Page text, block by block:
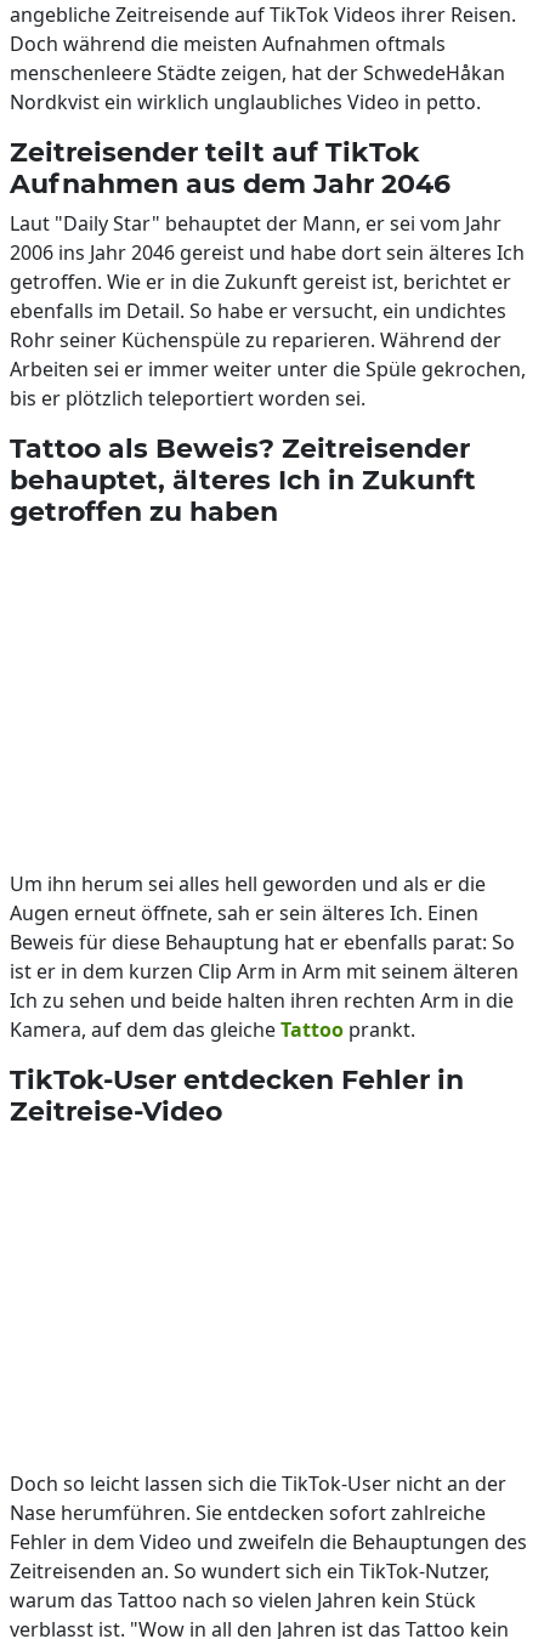
angebliche Zeitreisende auf TikTok Videos ihrer Reisen.
Doch während die meisten Aufnahmen oftmals
menschenleere Städte zeigen, hat der SchwedeHåkan
Nordkvist ein wirklich unglaubliches Video in petto.
Zeitreisender teilt auf TikTok
Aufnahmen aus dem Jahr 2046
Laut "Daily Star" behauptet der Mann, er sei vom Jahr
2006 ins Jahr 2046 gereist und habe dort sein älteres Ich
getroffen. Wie er in die Zukunft gereist ist, berichtet er
ebenfalls im Detail. So habe er versucht, ein undichtes
Rohr seiner Küchenspüle zu reparieren. Während der
Arbeiten sei er immer weiter unter die Spüle gekrochen,
bis er plötzlich teleportiert worden sei.
Tattoo als Beweis? Zeitreisender
behauptet, älteres Ich in Zukunft
getroffen zu haben
Um ihn herum sei alles hell geworden und als er die
Augen erneut öffnete, sah er sein älteres Ich. Einen
Beweis für diese Behauptung hat er ebenfalls parat: So
ist er in dem kurzen Clip Arm in Arm mit seinem älteren
Ich zu sehen und beide halten ihren rechten Arm in die
Kamera, auf dem das gleicheTattoo prankt.
TikTok-User entdecken Fehler in
Zeitreise-Video
Doch so leicht lassen sich die TikTok-User nicht an der
Nase herumführen. Sie entdecken sofort zahlreiche
Fehler in dem Video und zweifeln die Behauptungen des
Zeitreisenden an. So wundert sich ein TikTok-Nutzer,
warum das Tattoo nach so vielen Jahren kein Stück
verblasst ist. "Wow in all den Jahren ist das Tattoo kein